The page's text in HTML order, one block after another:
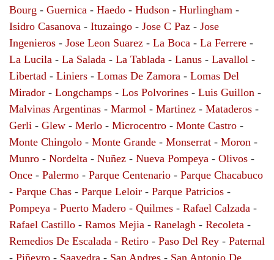
Bourg - Guernica - Haedo - Hudson - Hurlingham -
Isidro Casanova - Ituzaingo - Jose C Paz - Jose
Ingenieros - Jose Leon Suarez - La Boca - La Ferrere -
La Lucila - La Salada - La Tablada - Lanus - Lavallol -
Libertad - Liniers - Lomas De Zamora - Lomas Del
Mirador - Longchamps - Los Polvorines - Luis Guillon -
Malvinas Argentinas - Marmol - Martinez - Mataderos -
Gerli - Glew - Merlo - Microcentro - Monte Castro -
Monte Chingolo - Monte Grande - Monserrat - Moron -
Munro - Nordelta - Nuñez - Nueva Pompeya - Olivos -
Once - Palermo - Parque Centenario - Parque Chacabuco
- Parque Chas - Parque Leloir - Parque Patricios -
Pompeya - Puerto Madero - Quilmes - Rafael Calzada -
Rafael Castillo - Ramos Mejia - Ranelagh - Recoleta -
Remedios De Escalada - Retiro - Paso Del Rey - Paternal
- Piñeyro - Saavedra - San Andres - San Antonio De